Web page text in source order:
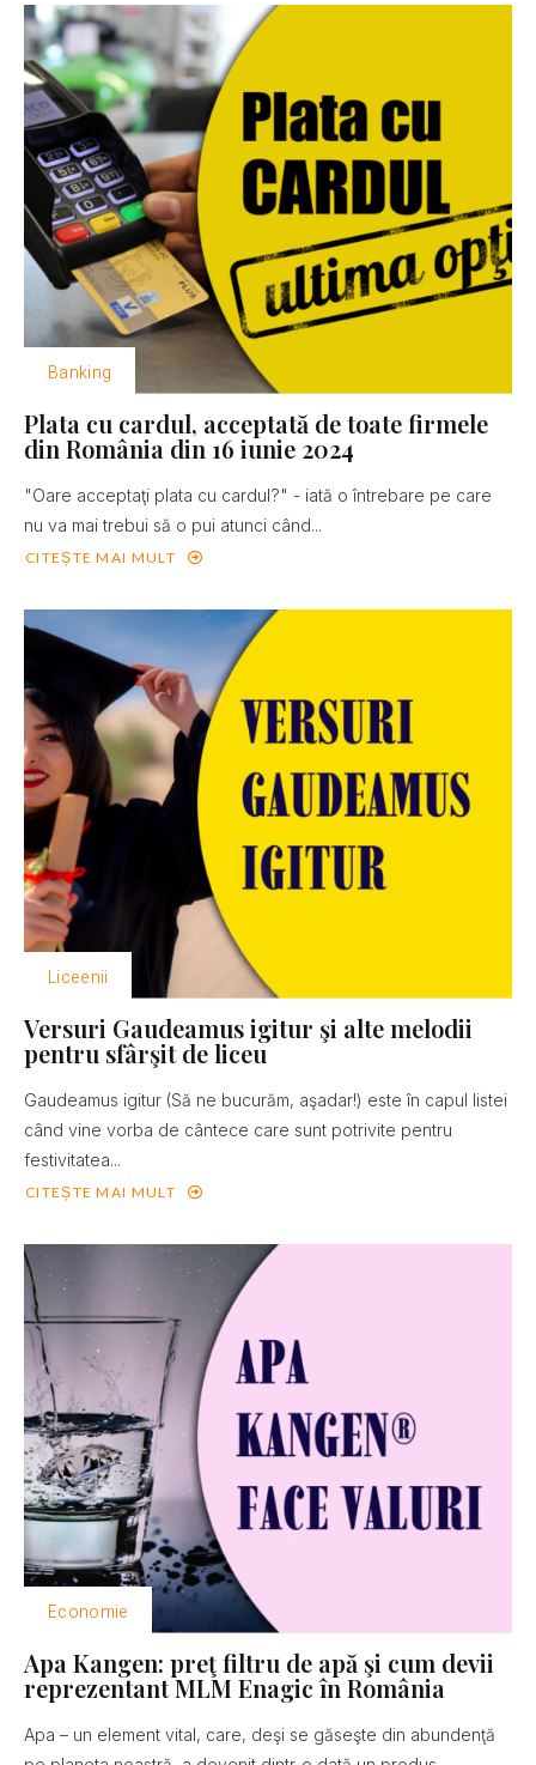
Banking
Plata cu cardul, acceptată de toate firmele
din România din 16 iunie 2024
"Oare acceptaţi plata cu cardul?" - iată o întrebare pe care
nu va mai trebui să o pui atunci când...
CITEȘTE MAI MULT
Liceenii
Versuri Gaudeamus igitur şi alte melodii
pentru sfârşit de liceu
Gaudeamus igitur (Să ne bucurăm, aşadar!) este în capul listei
când vine vorba de cântece care sunt potrivite pentru
festivitatea...
CITEȘTE MAI MULT
Economie
Apa Kangen: preţ filtru de apă şi cum devii
reprezentant MLM Enagic în România
Apa – un element vital, care, deşi se găseşte din abundenţă